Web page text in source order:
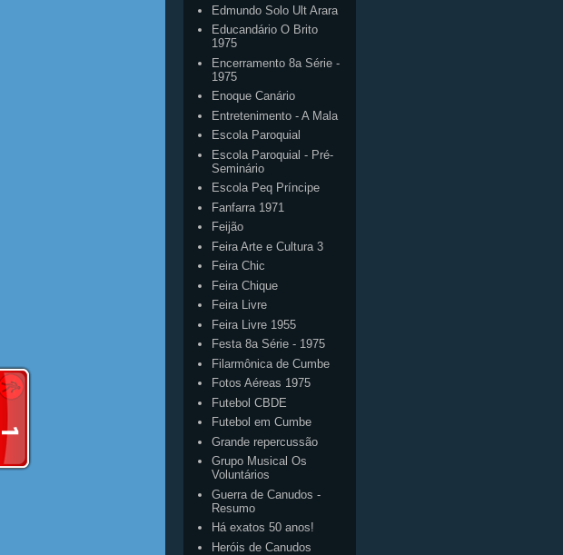
Edmundo Solo Ult Arara
Educandário O Brito
1975
Encerramento 8a Série -
1975
Enoque Canário
Entretenimento - A Mala
Escola Paroquial
Escola Paroquial - Pré-
Seminário
Escola Peq Príncipe
Fanfarra 1971
Feijão
Feira Arte e Cultura 3
Feira Chic
Feira Chique
Feira Livre
Feira Livre 1955
Festa 8a Série - 1975
Filarmônica de Cumbe
Fotos Aéreas 1975
Futebol CBDE
Futebol em Cumbe
Grande repercussão
Grupo Musical Os
Voluntários
Guerra de Canudos -
Resumo
Há exatos 50 anos!
Heróis de Canudos